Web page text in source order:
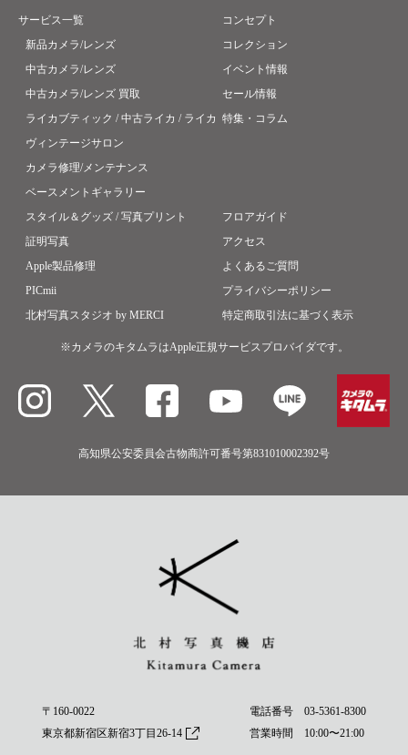
サービス一覧
新品カメラ/レンズ
中古カメラ/レンズ
中古カメラ/レンズ 買取
ライカブティック / 中古ライカ / ライカ
ヴィンテージサロン
カメラ修理/メンテナンス
ベースメントギャラリー
スタイル＆グッズ / 写真プリント
証明写真
Apple製品修理
PICmii
北村写真スタジオ by MERCI
コンセプト
コレクション
イベント情報
セール情報
特集・コラム
フロアガイド
アクセス
よくあるご質問
プライバシーポリシー
特定商取引法に基づく表示
※カメラのキタムラはApple正規サービスプロバイダです。
高知県公安委員会古物商許可番号第831010002392号
〒160-0022
東京都新宿区新宿3丁目26-14
電話番号 03-5361-8300
営業時間 10:00〜21:00